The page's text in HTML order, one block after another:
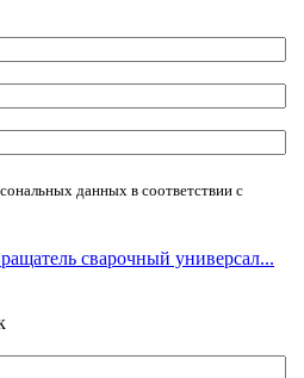
данных в соответствии с
сварочный универсал...